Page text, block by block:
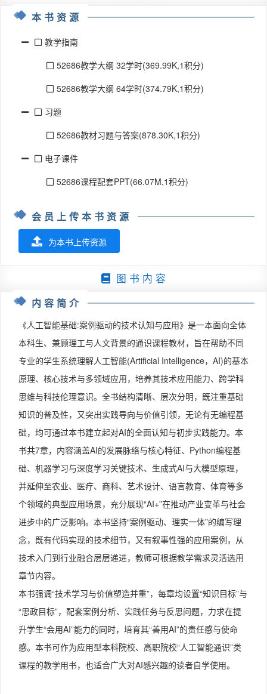
本书资源
教学指南
52686教学大纲 32学时(369.99K,1积分)
52686教学大纲 64学时(374.79K,1积分)
习题
52686教材习题与答案(878.30K,1积分)
电子课件
52686课程配套PPT(66.07M,1积分)
会员上传本书资源
为本书上传资源
图 书 内 容
内容简介
《人工智能基础:案例驱动的技术认知与应用》是一本面向全体
本科生、兼顾理工与人文背景的通识课程教材，旨在帮助不同
专业的学生系统理解人工智能(Artificial Intelligence，AI)的基本
原理、核心技术与多领域应用，培养其技术应用能力、跨学科
思维与科技伦理意识。全书结构清晰、层次分明，既注重基础
知识的普及性，又突出实践导向与价值引领，无论有无编程基
础，均可通过本书建立起对AI的全面认知与初步实践能力。本
书共7章，内容涵盖AI的发展脉络与核心特征、Python编程基
础、机器学习与深度学习关键技术、生成式AI与大模型原理，
并延伸至农业、医疗、商科、艺术设计、语言教育、体育等多
个领域的典型应用场景，充分展现“AI+”在推动产业变革与社会
进步中的广泛影响。本书坚持“案例驱动、理实一体”的编写理
念，既有代码实现的技术细节，又有叙事性强的应用案例，从
技术入门到行业融合层层递进，教师可根据教学需求灵活选用
章节内容。
本书强调“技术学习与价值塑造并重”，每章均设置“知识目标”与
“思政目标”，配套案例分析、实践任务与反思问题，力求在提
升学生“会用AI”能力的同时，培育其“善用AI”的责任感与使命
感。本书可作为应用型本科院校、高职院校“人工智能通识”类
课程的教学用书，也适合广大对AI感兴趣的读者自学使用。